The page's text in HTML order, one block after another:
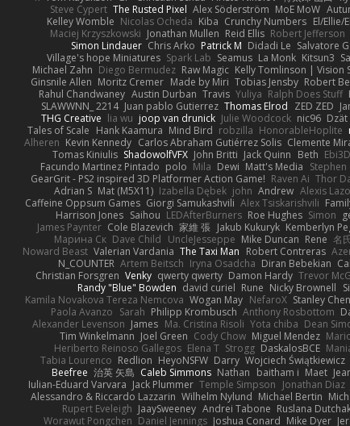
Steve Cypert The Rusted Pixel Alex Söderström MoE MoW
Kelley Womble Nicolas Ocheda Kiba Crunchy Numbers El/Ellie/
Maciej Krzyszkowski Jonathan Mullen Reid Ellis Robert Jefferson
Simon Lindauer Chris Arko Patrick M Didadi Le Salvatore
Village's hope Miniatures Spark Lab Seamus La Monk Kitsun3
Michael Zahn Diego Bermudez Raw Magic Kelly Tomlinson | Vision
Ginsnile Allen Moritz Cremer Made by Miri Tobias Jensby Robert
Rahul Chandwaney Austin Durban Travis Yuliya Ralph Does Stuff
SLAWWNN_ 2214 Juan pablo Gutierrez Thomas Elrod ZED ZED
THG Creative lia wu joop van drunick Julie Woodcock nic96 Dzät
Tales of Scale Hank Kaamura Mind Bird robzilla HonorableHoplite
Alheren Kevin Kennedy Carlos Abraham Gutiérrez Solis Clemente
Tomas Kiniulis ShadowolfVFX John Britti Jack Quinn Beth Ebi3D
Facundo Martinez Pintado polo Mila Dewi Matt's Media
GearGrit - PS2 inspired 3D Platformer Action Game! Raven Ai Thor
Adrian S Mat (M5X11) Izabella Dębek john Andrew Alexis
Caffeine Oppsum Games Giorgi Samukashvili Alex Tsiskarishvili
Harrison Jones Saihou LEDAfterBurners Roe Hughes Simon
James Paynter Cole Blazevich 家維 張 Jakub Kukuryk Kemberlyn
Марина Ск Dave Child UncleJesseppe Mike Duncan Rene 名
Noward Beast Valerian Vardania The Taxi Man Robert Contreras
N_COUNTER Artem Beitsch Iryna Osadcha Diran Bebekian
Christian Forsgren Venky qwerty qwerty Damon Hardy Trevor
Randy "Blue" Bowden david curiel Rune Nicky Brownell
Kamila Novakova Tereza Nemcova Wogan May NefaroX Stanley
Paola Avanzo Sarah Philipp Krombusch Anthony Rosbottom
Alexander Levenson James Ma. Cristina Risoli Yota chiba Dean
Tim Winkelmann Joel Green Cody Chow Miguel Mendez
Heriberto Reinoso Gallegos Elena T Strogg DaskalosBCE
Tabia Lourenco Redlion HeyoNSFW Darry Wojciech Świątkiewicz
Beefree 治英 矢島 Caleb Simmons Nathan baitham i Maet
Iulian-Eduard Varvara Jack Plummer Temple Simpson Jonathan Diaz
Alessandro & Riccardo Lazzarin Wilhelm Nylund Michael Bertin
Rupert Eveleigh JaaySweeney Andrei Tabone Ruslana
Worawut Pongchen Daniel Jennings Joshua Conard Mike Dyer